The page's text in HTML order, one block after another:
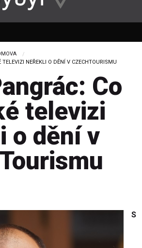
TELEVIZI NEŘEKLI O DĚNÍ V CZECHTOURISMU
Co
televizi
o dění v
S